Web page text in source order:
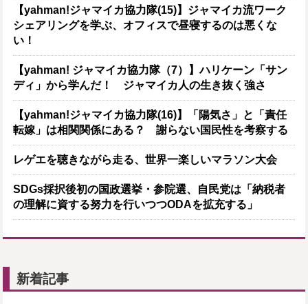
【yahman!ジャマイカ協力隊(15)】ジャマイカ流ワーク
シェアリングを学ぶ、オフィスで昼寝するのは悪くな
い！
【yahman! ジャマイカ協力隊（7）】ハリケーン「サン
ディ」から学んだ！ ジャマイカ人の生き抜く強さ
【yahman!ジャマイカ協力隊(16)】「陽気さ」と「責任
転嫁」は相関関係にある？ 謝らない国民性を考察する
レゲエを聴きながら走る、世界一楽しいマラソン大会
SDGs採択後初の国政選挙・参院選、自民党は「納税者
の理解に資する努力を行いつつODAを拡充する」
新着記事